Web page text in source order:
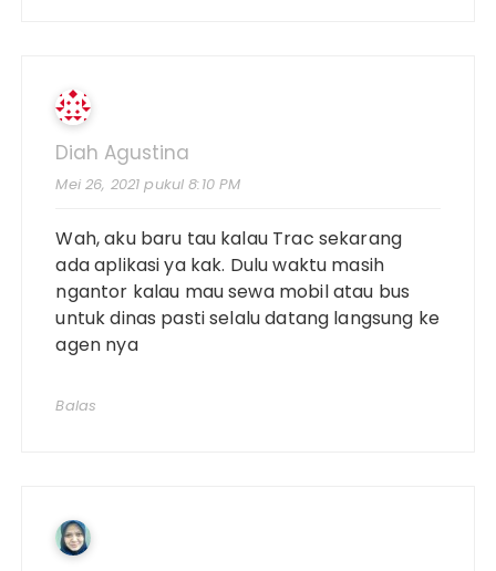
Diah Agustina
Mei 26, 2021 pukul 8:10 PM
Wah, aku baru tau kalau Trac sekarang
ada aplikasi ya kak. Dulu waktu masih
ngantor kalau mau sewa mobil atau bus
untuk dinas pasti selalu datang langsung ke
agen nya
Balas